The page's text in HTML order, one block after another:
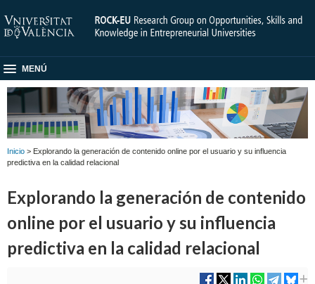
MENÚ
Inicio > Explorando la generación de contenido online por el usuario y su influencia
predictiva en la calidad relacional
Explorando la generación de contenido
online por el usuario y su influencia
predictiva en la calidad relacional